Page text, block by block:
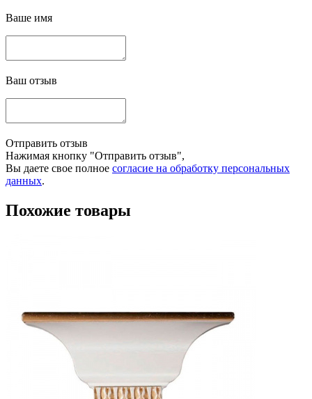
Ваше имя
Ваш отзыв
Отправить отзыв
Нажимая кнопку "Отправить отзыв",
Вы даете свое полное согласие на обработку персональных
данных.
Похожие товары